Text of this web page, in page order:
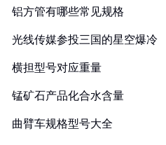
铝方管有哪些常见规格
光线传媒参投三国的星空爆冷
横担型号对应重量
锰矿石产品化合水含量
曲臂车规格型号大全